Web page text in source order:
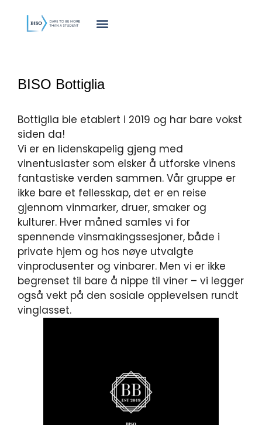
innholdet
BISO Bottiglia
Bottiglia ble etablert i 2019 og har bare vokst
siden da!
Vi er en lidenskapelig gjeng med
vinentusiaster som elsker å utforske vinens
fantastiske verden sammen. Vår gruppe er
ikke bare et fellesskap, det er en reise
gjennom vinmarker, druer, smaker og
kulturer. Hver måned samles vi for
spennende vinsmakingssesjoner, både i
private hjem og hos nøye utvalgte
vinprodusenter og vinbarer. Men vi er ikke
begrenset til bare å nippe til viner – vi legger
også vekt på den sosiale opplevelsen rundt
vinglasset.